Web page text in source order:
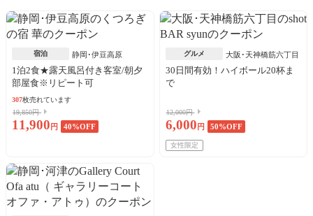
宿泊 静岡･伊豆高原
1泊2食★露天風呂付き客室/朝夕
部屋食※リピート可
307枚売れています
19,850円
11,900 円 40%OFF
グルメ 大阪･天神橋筋六丁目
30日間有効！ハイボール20杯ま
で
12,000円
6,000 円 50%OFF
女性限定